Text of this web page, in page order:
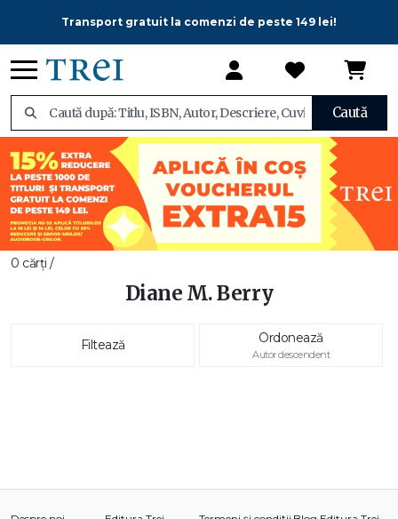
Transport gratuit la comenzi de peste 149 lei!
Caută
0 cărți /
Diane M. Berry
Filtează Ordonează
Autor descendent